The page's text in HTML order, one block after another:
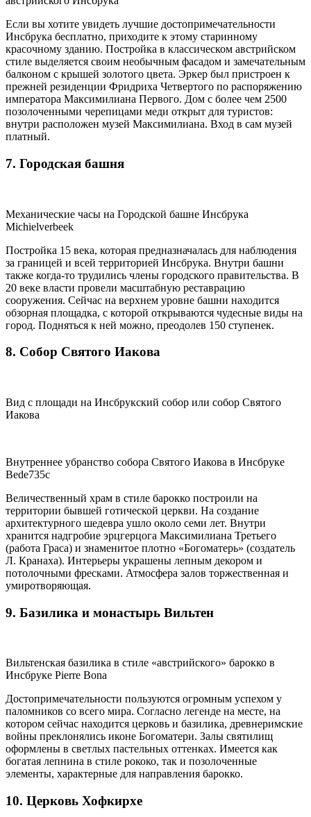
Если вы хотите увидеть лучшие достопримечательности
Инсбрука бесплатно, приходите к этому старинному
красочному зданию. Постройка в классическом австрийском
стиле выделяется своим необычным фасадом и замечательным
балконом с крышей золотого цвета. Эркер был пристроен к
прежней резиденции Фридриха Четвертого по распоряжению
императора Максимилиана Первого. Дом с более чем 2500
позолоченными черепицами меди открыт для туристов:
внутри расположен музей Максимилиана. Вход в сам музей
платный.
7. Городская башня
Механические часы на Городской башне Инсбрука
Michielverbeek
Постройка 15 века, которая предназначалась для наблюдения
за границей и всей территорией Инсбрука. Внутри башни
также когда-то трудились члены городского правительства. В
20 веке власти провели масштабную реставрацию
сооружения. Сейчас на верхнем уровне башни находится
обзорная площадка, с которой открываются чудесные виды на
город. Подняться к ней можно, преодолев 150 ступенек.
8. Собор Святого Иакова
Вид с площади на Инсбрукский собор или собор Святого
Иакова
Внутреннее убранство собора Святого Иакова в Инсбруке
Bede735c
Величественный храм в стиле барокко построили на
территории бывшей готической церкви. На создание
архитектурного шедевра ушло около семи лет. Внутри
хранится надгробие эрцгерцога Максимилиана Третьего
(работа Граса) и знаменитое плотно «Богоматерь» (создатель
Л. Кранаха). Интерьеры украшены лепным декором и
потолочными фресками. Атмосфера залов торжественная и
умиротворяющая.
9. Базилика и монастырь Вильтен
Вильтенская базилика в стиле «австрийского» барокко в
Инсбруке Pierre Bona
Достопримечательности пользуются огромным успехом у
паломников со всего мира. Согласно легенде на месте, на
котором сейчас находится церковь и базилика, древнеримские
войны преклонялись иконе Богоматери. Залы святилищ
оформлены в светлых пастельных оттенках. Имеется как
богатая лепнина в стиле рококо, так и позолоченные
элементы, характерные для направления барокко.
10. Церковь Хофкирхе